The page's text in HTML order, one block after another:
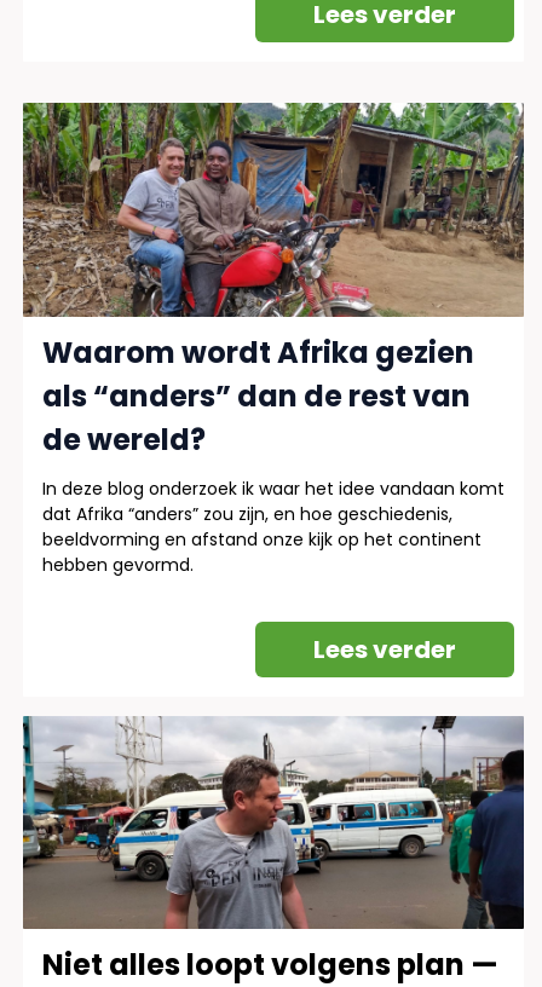
Lees verder
Waarom wordt Afrika gezien
als “anders” dan de rest van
de wereld?
In deze blog onderzoek ik waar het idee vandaan komt
dat Afrika “anders” zou zijn, en hoe geschiedenis,
beeldvorming en afstand onze kijk op het continent
hebben gevormd.
Lees verder
Niet alles loopt volgens plan —